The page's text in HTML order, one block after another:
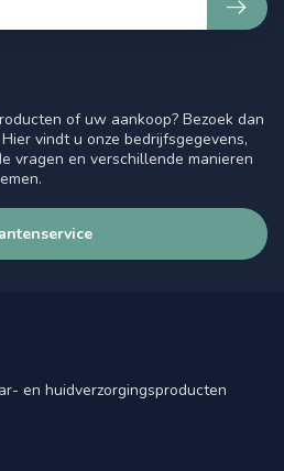
of uw aankoop? Bezoek dan
vindt u onze bedrijfsgegevens,
vragen en verschillende manieren
en huidverzorgingsproducten